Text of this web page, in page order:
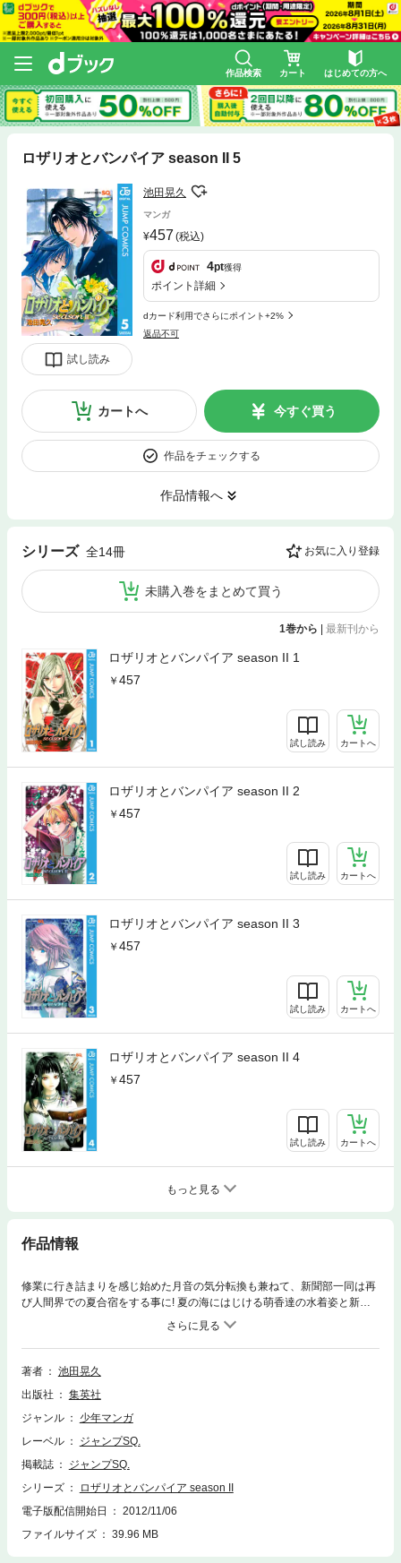
作品検索 カート はじめての方へ
ロザリオとバンパイア season II 5
試し読み
池田晃久
マンガ
457 (税込)
4pt獲得
ポイント詳細
dカード利用でさらにポイント+2%
返品不可
カートへ 今すぐ買う
作品をチェックする
作品情報へ
シリーズ 全14冊 お気に入り登録
未購入巻をまとめて買う
1巻から 最新刊から
ロザリオとバンパイア season II 1
457
試し読み カートへ
ロザリオとバンパイア season II 2
457
試し読み カートへ
ロザリオとバンパイア season II 3
457
試し読み カートへ
ロザリオとバンパイア season II 4
457
試し読み カートへ
もっと見る
作品情報
修業に行き詰まりを感じ始めた月音の気分転換も兼ねて、新聞部一同は再
び人間界での夏合宿をする事に! 夏の海にはじける萌香達の水着姿と新た
な出会い! だが、そこには御伽の国の黒い影も忍び寄っていた――。
著者
池田晃久
出版社
集英社
ジャンル
少年マンガ
レーベル
ジャンプSQ.
掲載誌
ジャンプSQ.
シリーズ
ロザリオとバンパイア season II
電子版配信開始日
2012/11/06
ファイルサイズ
39.96 MB